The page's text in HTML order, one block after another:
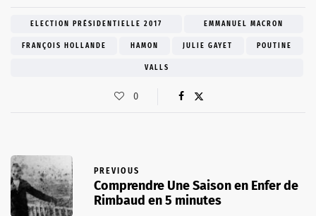
ELECTION PRÉSIDENTIELLE 2017 EMMANUEL MACRON
FRANÇOIS HOLLANDE HAMON JULIE GAYET POUTINE
VALLS
0
PREVIOUS
Comprendre Une Saison en Enfer de
Rimbaud en 5 minutes